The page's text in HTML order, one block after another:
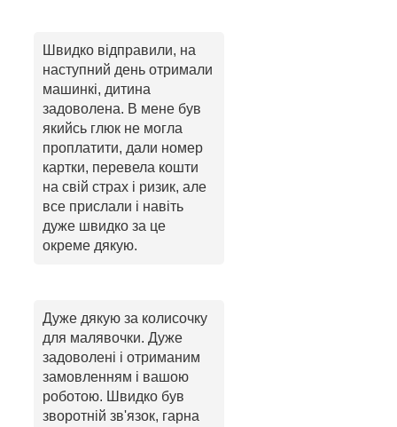
Швидко відправили, на
наступний день отримали
машинкі, дитина
задоволена. В мене був
якийсь глюк не могла
проплатити, дали номер
картки, перевела кошти
на свій страх і ризик, але
все прислали і навіть
дуже швидко за це
окреме дякую.
Дуже дякую за колисочку
для малявочки. Дуже
задоволені і отриманим
замовленням і вашою
роботою. Швидко був
зворотній зв'язок, гарна